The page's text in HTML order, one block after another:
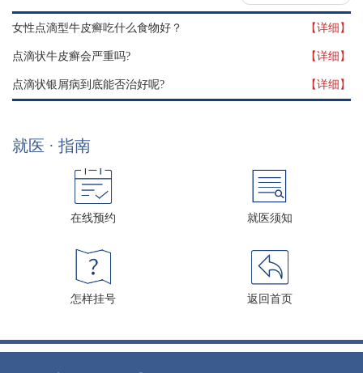
女性点滴型牛皮癣吃什么食物好？ 【详细】
点滴状牛皮癣会严重吗? 【详细】
点滴状银屑病到底能否治好呢? 【详细】
就医 · 指南
在线预约 就医须知
怎样挂号 返回首页